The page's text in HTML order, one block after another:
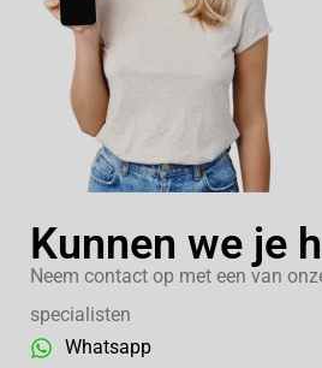
Kunnen we je
Neem contact op met een van
specialisten
Whatsapp